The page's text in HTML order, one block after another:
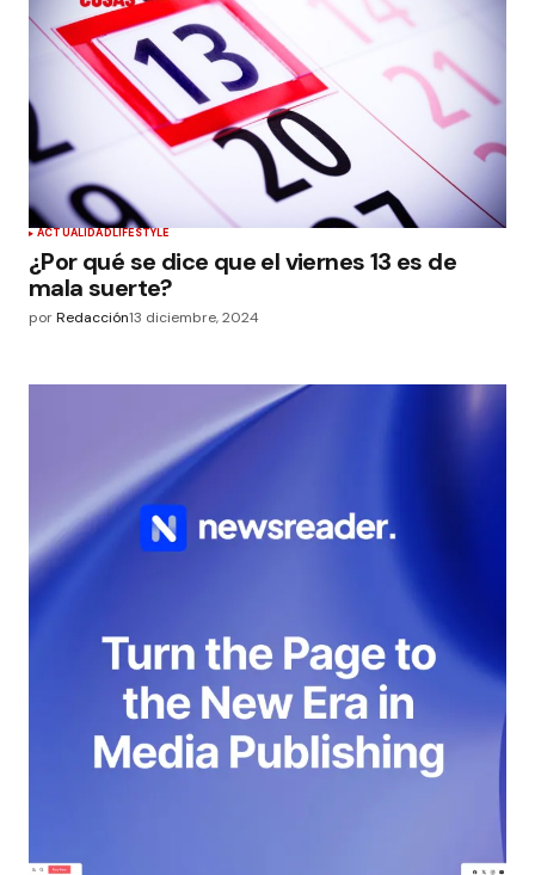
ACTUALIDADLIFESTYLE
¿Por qué se dice que el viernes 13 es de
mala suerte?
porRedacción13 diciembre, 2024